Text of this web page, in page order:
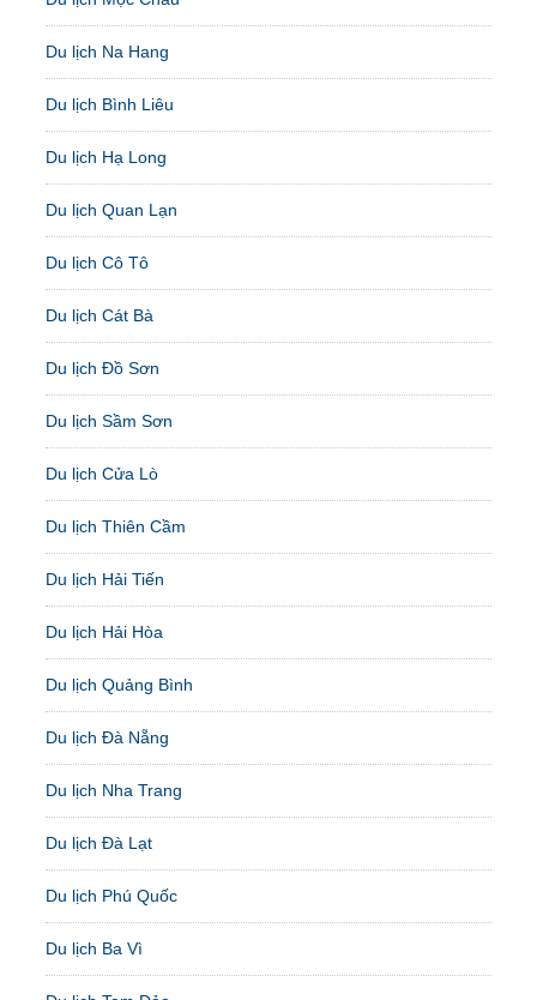
Du lịch Na Hang
Du lịch Bình Liêu
Du lịch Hạ Long
Du lịch Quan Lạn
Du lịch Cô Tô
Du lịch Cát Bà
Du lịch Đồ Sơn
Du lịch Sầm Sơn
Du lịch Cửa Lò
Du lịch Thiên Cầm
Du lịch Hải Tiến
Du lịch Hải Hòa
Du lịch Quảng Bình
Du lịch Đà Nẵng
Du lịch Nha Trang
Du lịch Đà Lạt
Du lịch Phú Quốc
Du lịch Ba Vì